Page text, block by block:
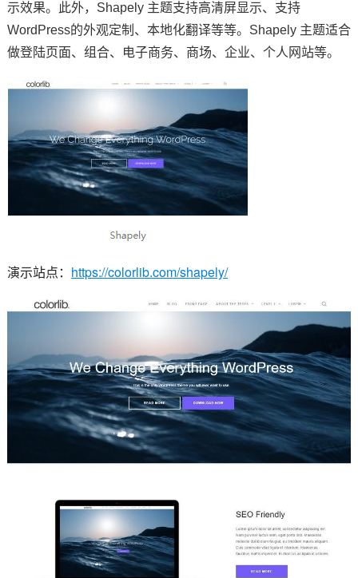
示效果。此外，Shapely 主题支持高清屏显示、支持
WordPress的外观定制、本地化翻译等等。Shapely 主题适合
做登陆页面、组合、电子商务、商场、企业、个人网站等。
演示站点： https://colorlib.com/shapely/